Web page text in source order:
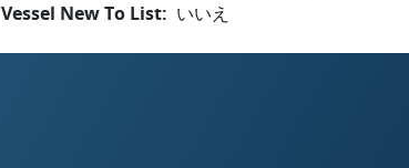
Vessel New To List
いいえ